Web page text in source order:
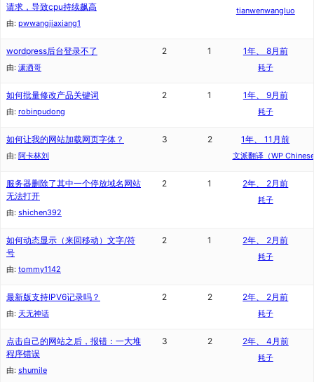
请求，导致cpu持续飙高
由: pwwangjiaxiang1
tianwenwangluo
wordpress后台登录不了
由: 潇洒哥
2 1 1年、 8月前
耗子
如何批量修改产品关键词
由: robinpudong
2 1 1年、 9月前
耗子
如何让我的网站加载网页字体？
由: 阿卡林刘
3 2 1年、 11月前
文派翻译（WP
服务器删除了其中一个停放域名网站
无法打开
由: shichen392
2 1 2年、 2月前
耗子
如何动态显示（来回移动）文字/符
号
由: tommy1142
2 1 2年、 2月前
耗子
最新版支持IPV6记录吗？
由: 天无神话
2 2 2年、 2月前
耗子
点击自己的网站之后，报错：一大堆
程序错误
由: shumile
3 2 2年、 4月前
耗子